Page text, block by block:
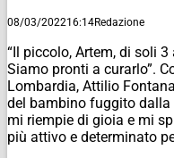
08/03/202216:14Redazione
“Il piccolo, Artem, di soli
Siamo pronti a curarlo”.
Lombardia, Attilio
del bambino fuggito dalla
mi riempie di gioia e mi
più attivo e determinato